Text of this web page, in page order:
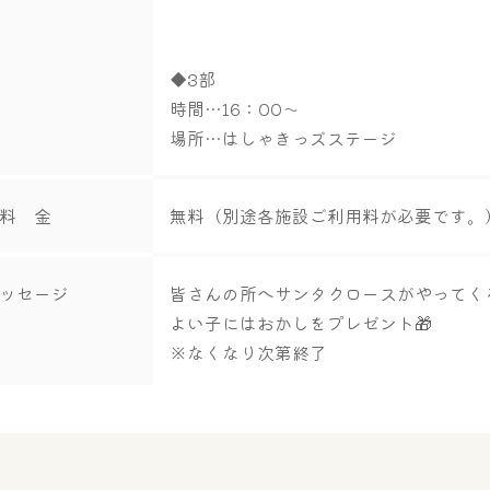
◆3部
時間…16：00～
場所…はしゃきっズステージ
料 金 無料（別途各施設ご利用料が必要です。
セージ
皆さんの所へサンタクロースがやってく
よい子にはおかしをプレゼント🎁
※なくなり次第終了